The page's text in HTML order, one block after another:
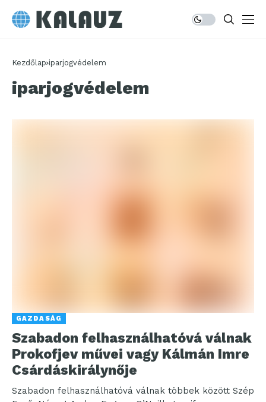
Kezdőlap iparjogvédelem
iparjogvédelem
GAZDASÁG
Szabadon felhasználhatóvá válnak
Prokofjev művei vagy Kálmán Imre
Csárdáskirálynője
Szabadon felhasználhatóvá válnak többek között Szép